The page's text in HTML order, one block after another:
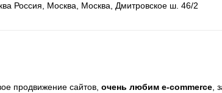
Россия, Москва, Москва, Дмитровское ш. 46/2
продвижение сайтов,очень любим e-commerce,